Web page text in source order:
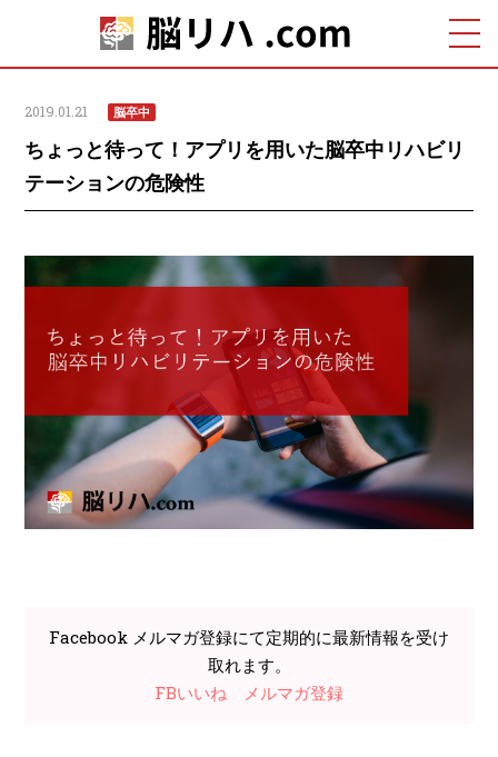
2019.01.21 脳卒中
ちょっと待って！アプリを用いた脳卒中リハビリ
テーションの危険性
Facebook メルマガ登録にて定期的に最新情報を受け
取れます。
FBいいね
メルマガ登録